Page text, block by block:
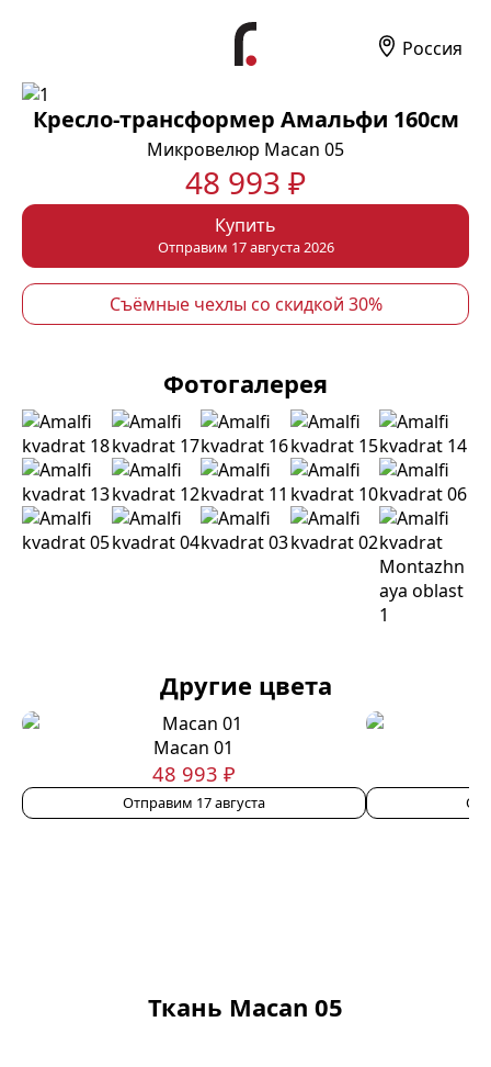
Россия
Кресло-трансформер Амальфи 160см
Микровелюр Macan 05
48 993 ₽
Купить
Отправим 17 августа 2026
Съёмные чехлы со скидкой 30%
Фотогалерея
Другие цвета
Macan 01
48 993 ₽
Отправим 17 августа
Ткань Macan 05